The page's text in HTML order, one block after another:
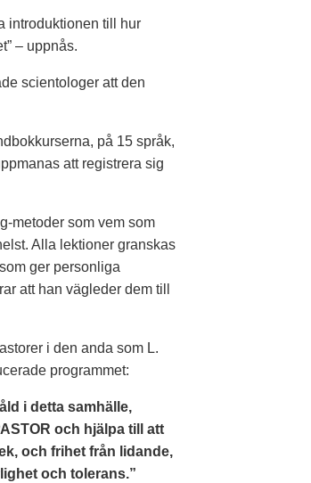
introduktionen till hur
– uppnås.
scientologer att den
på 15 språk,
att registrera sig
metoder som vem som
Alla lektioner granskas
ger personliga
att han vägleder dem till
i den anda som L.
programmet:
i detta samhälle,
och hjälpa till att
och frihet från lidande,
och tolerans.”